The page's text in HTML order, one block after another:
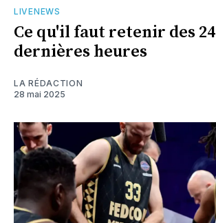
LIVENEWS
Ce qu'il faut retenir des 24
dernières heures
LA RÉDACTION
28 mai 2025